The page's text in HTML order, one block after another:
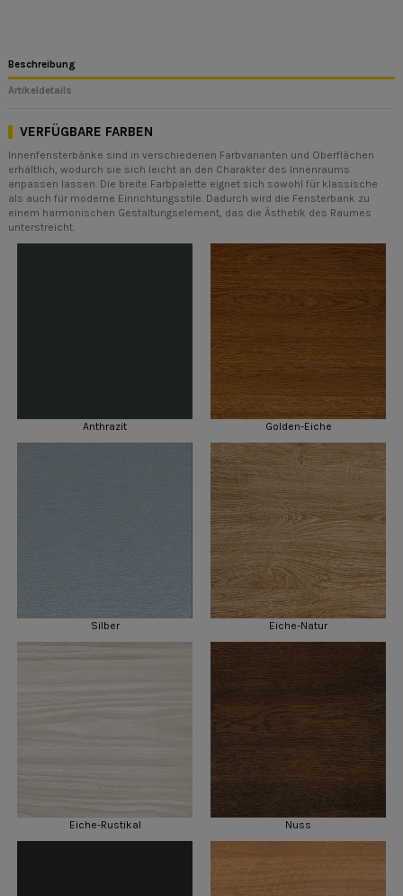
Beschreibung
Artikeldetails
VERFÜGBARE FARBEN
Innenfensterbänke sind in verschiedenen Farbvarianten und Oberflächen
erhältlich, wodurch sie sich leicht an den Charakter des Innenraums
anpassen lassen. Die breite Farbpalette eignet sich sowohl für klassische
als auch für moderne Einrichtungsstile. Dadurch wird die Fensterbank zu
einem harmonischen Gestaltungselement, das die Ästhetik des Raumes
unterstreicht.
Anthrazit Golden-Eiche
Silber Eiche-Natur
Eiche-Rustikal Nuss